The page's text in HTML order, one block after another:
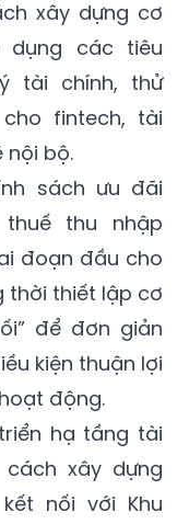
xây dựng cơ
các tiêu
tài chính, thử
fintech, tài
nội bộ.
sách ưu đãi
thu nhập
đoạn đầu cho
thời thiết lập cơ
để đơn giản
kiện thuận lợi
động.
hạ tầng tài
xây dựng
nối với Khu